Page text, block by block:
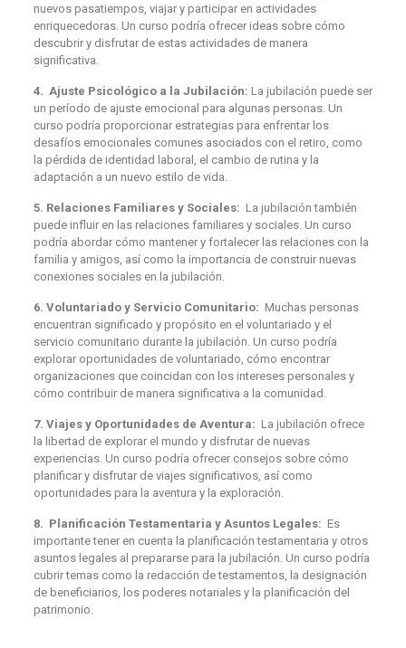
nuevos pasatiempos, viajar y participar en actividades
enriquecedoras. Un curso podría ofrecer ideas sobre cómo
descubrir y disfrutar de estas actividades de manera
significativa.
4. Ajuste Psicológico a la Jubilación: La jubilación puede ser
un período de ajuste emocional para algunas personas. Un
curso podría proporcionar estrategias para enfrentar los
desafíos emocionales comunes asociados con el retiro, como
la pérdida de identidad laboral, el cambio de rutina y la
adaptación a un nuevo estilo de vida.
5. Relaciones Familiares y Sociales: La jubilación también
puede influir en las relaciones familiares y sociales. Un curso
podría abordar cómo mantener y fortalecer las relaciones con la
familia y amigos, así como la importancia de construir nuevas
conexiones sociales en la jubilación.
6. Voluntariado y Servicio Comunitario: Muchas personas
encuentran significado y propósito en el voluntariado y el
servicio comunitario durante la jubilación. Un curso podría
explorar oportunidades de voluntariado, cómo encontrar
organizaciones que coincidan con los intereses personales y
cómo contribuir de manera significativa a la comunidad.
7. Viajes y Oportunidades de Aventura: La jubilación ofrece
la libertad de explorar el mundo y disfrutar de nuevas
experiencias. Un curso podría ofrecer consejos sobre cómo
planificar y disfrutar de viajes significativos, así como
oportunidades para la aventura y la exploración.
8. Planificación Testamentaria y Asuntos Legales: Es
importante tener en cuenta la planificación testamentaria y otros
asuntos legales al prepararse para la jubilación. Un curso podría
cubrir temas como la redacción de testamentos, la designación
de beneficiarios, los poderes notariales y la planificación del
patrimonio.